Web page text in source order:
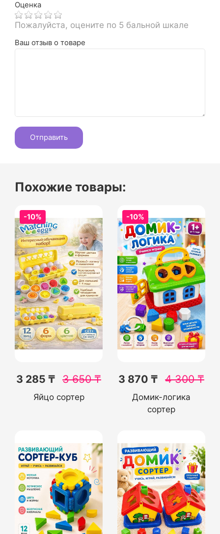
Оценка
Пожалуйста, оцените по 5 бальной шкале
Ваш отзыв о товаре
Похожие товары:
-10%
3 285 ₸ 3 650₸
Яйцо сортер
-10%
3 870 ₸ 4 300₸
Домик-логика
сортер